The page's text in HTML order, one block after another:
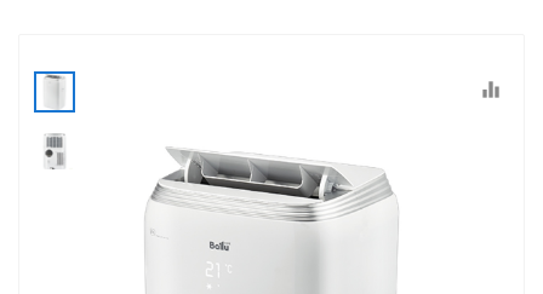
equalizer